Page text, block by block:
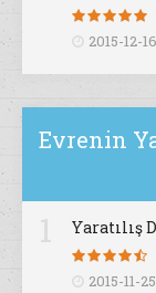
2015-12-
Evrenin
2015-11-